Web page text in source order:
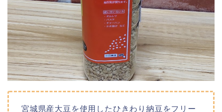
宮城県産大豆を使用したひきわり納豆をフリー